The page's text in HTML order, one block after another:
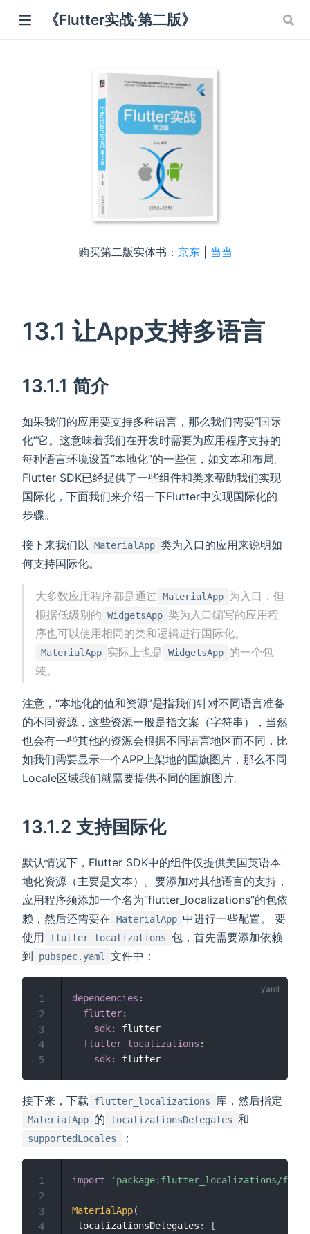
《Flutter实战·第二版》
购买第二版实体书： 京东| 当当
13.1 让App支持多语言
13.1.1 简介
如果我们的应用要支持多种语言，那么我们需要“国际
化”它。这意味着我们在开发时需要为应用程序支持的
每种语言环境设置“本地化”的一些值，如文本和布局。
Flutter SDK已经提供了一些组件和类来帮助我们实现
国际化，下面我们来介绍一下Flutter中实现国际化的
步骤。
接下来我们以 MaterialApp 类为入口的应用来说明如
何支持国际化。
大多数应用程序都是通过 MaterialApp 为入口，但
根据低级别的 WidgetsApp 类为入口编写的应用程
序也可以使用相同的类和逻辑进行国际化。
MaterialApp 实际上也是 WidgetsApp 的一个包
装。
注意，“本地化的值和资源”是指我们针对不同语言准备
的不同资源，这些资源一般是指文案（字符串），当然
也会有一些其他的资源会根据不同语言地区而不同，比
如我们需要显示一个APP上架地的国旗图片，那么不同
Locale区域我们就需要提供不同的国旗图片。
13.1.2 支持国际化
默认情况下，Flutter SDK中的组件仅提供美国英语本
地化资源（主要是文本）。要添加对其他语言的支持，
应用程序须添加一个名为“flutter_localizations”的包依
赖，然后还需要在 MaterialApp 中进行一些配置。 要
使用
flutter_localizations 包，首先需要添加依赖
到
pubspec.yaml 文件中：
dependencies :
flutter:
sdk:
flutter
flutter_localizations :
sdk:
1
2
3
4
5
接下来，下载 flutter_localizations 库，然后指定
MaterialApp 的 localizationsDelegates 和
supportedLocales ：
import 'package:flutter_localizations/
MaterialApp(
localizationsDelegates :
[
1
2
3
4